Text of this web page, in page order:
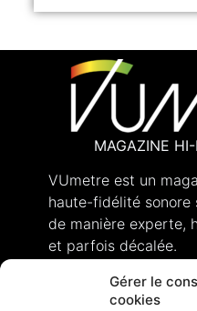
Gérer le
cookies
MAGAZINE
VUmetre est un
haute-fidélité sonore
de manière experte,
et parfois décalée.